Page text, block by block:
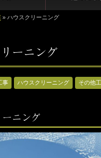
» ハウスクリーニング
ーニング
事 ハウスクリーニング その他
ニング